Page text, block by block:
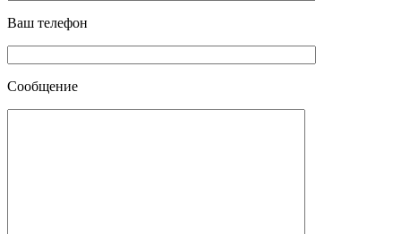
Ваш телефон
Сообщение